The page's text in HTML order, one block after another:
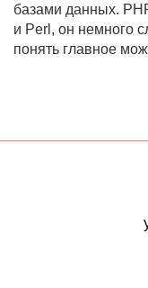
базами данных.
и Perl, он немного
понять главное